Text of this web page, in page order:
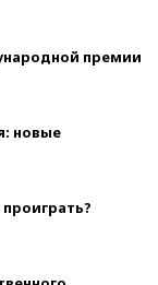
премии
новые